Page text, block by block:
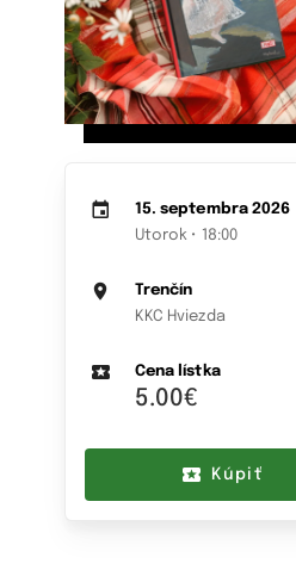
15. septembra 2026
Utorok • 18:00
Trenčín
KKC Hviezda
Cena lístka
5.00€
Kúpiť